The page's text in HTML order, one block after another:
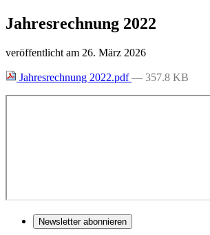
Jahresrechnung 2022
veröffentlicht am 26. März 2026
Jahresrechnung 2022.pdf— 357.8 KB
Newsletter abonnieren